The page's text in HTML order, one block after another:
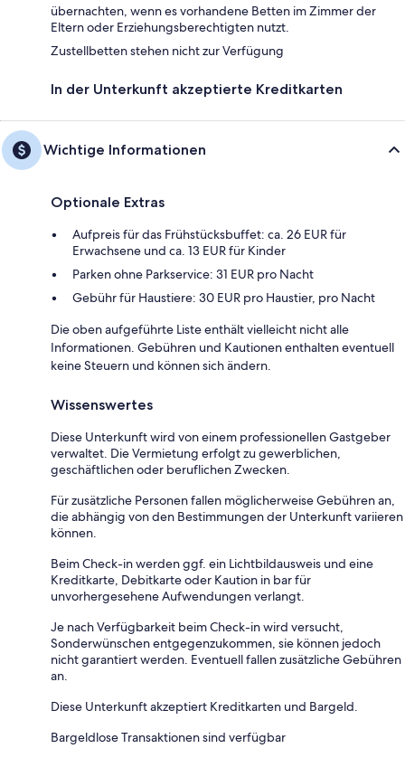
übernachten, wenn es vorhandene Betten im Zimmer der
Eltern oder Erziehungsberechtigten nutzt.
Zustellbetten stehen nicht zur Verfügung
In der Unterkunft akzeptierte Kreditkarten
Wichtige Informationen
Optionale Extras
Aufpreis für das Frühstücksbuffet: ca. 26 EUR für
Erwachsene und ca. 13 EUR für Kinder
Parken ohne Parkservice: 31 EUR pro Nacht
Gebühr für Haustiere: 30 EUR pro Haustier, pro Nacht
Die oben aufgeführte Liste enthält vielleicht nicht alle
Informationen. Gebühren und Kautionen enthalten eventuell
keine Steuern und können sich ändern.
Wissenswertes
Diese Unterkunft wird von einem professionellen Gastgeber
verwaltet. Die Vermietung erfolgt zu gewerblichen,
geschäftlichen oder beruflichen Zwecken.
Für zusätzliche Personen fallen möglicherweise Gebühren an,
die abhängig von den Bestimmungen der Unterkunft variieren
können.
Beim Check-in werden ggf. ein Lichtbildausweis und eine
Kreditkarte, Debitkarte oder Kaution in bar für
unvorhergesehene Aufwendungen verlangt.
Je nach Verfügbarkeit beim Check-in wird versucht,
Sonderwünschen entgegenzukommen, sie können jedoch
nicht garantiert werden. Eventuell fallen zusätzliche Gebühren
an.
Diese Unterkunft akzeptiert Kreditkarten und Bargeld.
Bargeldlose Transaktionen sind verfügbar